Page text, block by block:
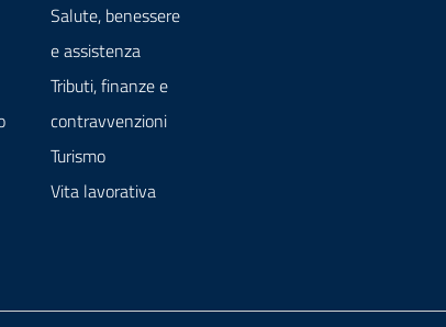
Salute, benessere
e assistenza
Tributi, finanze e
contravvenzioni
Turismo
Vita lavorativa